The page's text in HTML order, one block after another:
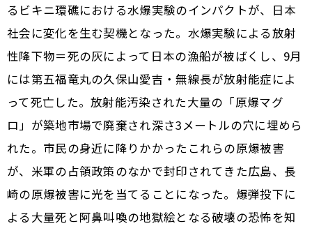
るビキニ環礁における水爆実験のインパクトが、日本
社会に変化を生む契機となった。水爆実験による放射
性降下物＝死の灰によって日本の漁船が被ばくし、9月
には第五福竜丸の久保山愛吉・無線長が放射能症によ
って死亡した。放射能汚染された大量の「原爆マグ
ロ」が築地市場で廃棄され深さ3メートルの穴に埋めら
れた。市民の身近に降りかかったこれらの原爆被害
が、米軍の占領政策のなかで封印されてきた広島、長
崎の原爆被害に光を当てることになった。爆弾投下に
よる大量死と阿鼻叫喚の地獄絵となる破壊の恐怖を知